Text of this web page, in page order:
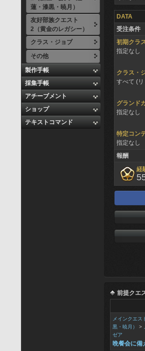
蓮・漆黒・暁月）
友好部族クエスト
2（黄金のレガシー）
クラス・ジョブ
その他
製作手帳
採集手帳
アチーブメント
ショップ
テキストコマンド
DATA
受注条件
初期クラ
指定なし
クラス・
すべて (
グランド
指定なし
特定コン
指定なし
報酬
経
前提クエ
メインクエス
黒・暁月）
>
ゼア
晩餐会に備